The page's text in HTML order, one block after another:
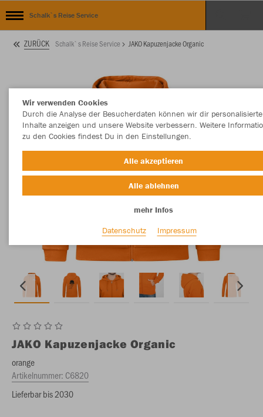
Schalk`s Reise Service
ZURÜCK Schalk`s Reise Service JAKO Kapuzenjacke Organic
JAKO Kapuzenjacke Organic
orange
Artikelnummer: C6820
Lieferbar bis 2030
Wir verwenden Cookies
Durch die Analyse der Besucherdaten können wir dir personalisierte
Inhalte anzeigen und unsere Website verbessern. Weitere
zu den Cookies findest Du in den Einstellungen.
Alle akzeptieren
Alle ablehnen
mehr Infos
Datenschutz
Impressum